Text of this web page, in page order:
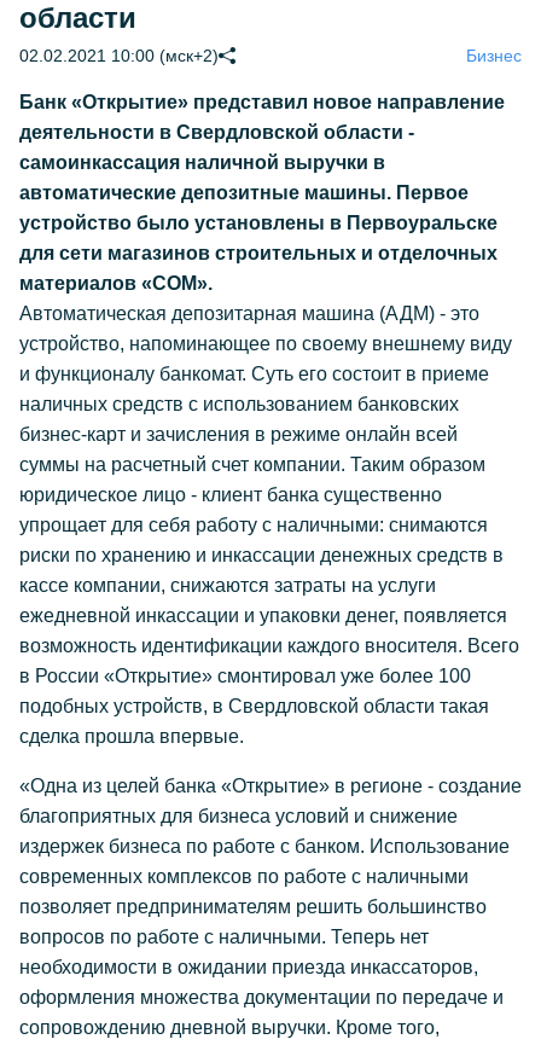
области
02.02.2021 10:00 (мск+2) Бизнес
Банк «Открытие» представил новое направление
деятельности в Свердловской области -
самоинкассация наличной выручки в
автоматические депозитные машины. Первое
устройство было установлены в Первоуральске
для сети магазинов строительных и отделочных
материалов «СОМ».
Автоматическая депозитарная машина (АДМ) - это
устройство, напоминающее по своему внешнему виду
и функционалу банкомат. Суть его состоит в приеме
наличных средств с использованием банковских
бизнес-карт и зачисления в режиме онлайн всей
суммы на расчетный счет компании. Таким образом
юридическое лицо - клиент банка существенно
упрощает для себя работу с наличными: снимаются
риски по хранению и инкассации денежных средств в
кассе компании, снижаются затраты на услуги
ежедневной инкассации и упаковки денег, появляется
возможность идентификации каждого вносителя. Всего
в России «Открытие» смонтировал уже более 100
подобных устройств, в Свердловской области такая
сделка прошла впервые.
«Одна из целей банка «Открытие» в регионе - создание
благоприятных для бизнеса условий и снижение
издержек бизнеса по работе с банком. Использование
современных комплексов по работе с наличными
позволяет предпринимателям решить большинство
вопросов по работе с наличными. Теперь нет
необходимости в ожидании приезда инкассаторов,
оформления множества документации по передаче и
сопровождению дневной выручки. Кроме того,